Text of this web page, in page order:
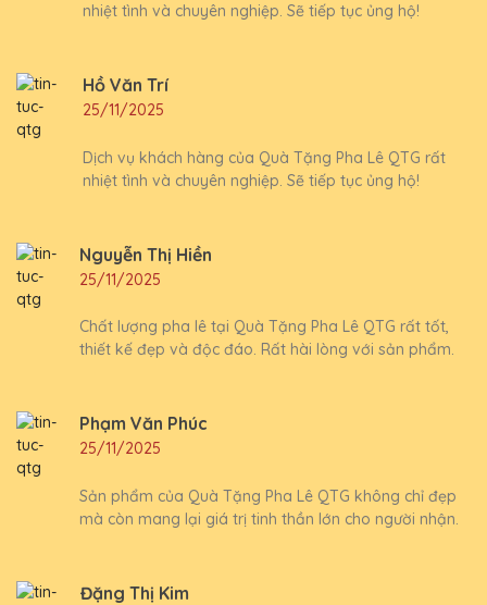
nhiệt tình và chuyên nghiệp. Sẽ tiếp tục ủng hộ!
Hồ Văn Trí
25/11/2025
Dịch vụ khách hàng của Quà Tặng Pha Lê QTG rất
nhiệt tình và chuyên nghiệp. Sẽ tiếp tục ủng hộ!
Nguyễn Thị Hiền
25/11/2025
Chất lượng pha lê tại Quà Tặng Pha Lê QTG rất tốt,
thiết kế đẹp và độc đáo. Rất hài lòng với sản phẩm.
Phạm Văn Phúc
25/11/2025
Sản phẩm của Quà Tặng Pha Lê QTG không chỉ đẹp
mà còn mang lại giá trị tinh thần lớn cho người nhận.
Đặng Thị Kim